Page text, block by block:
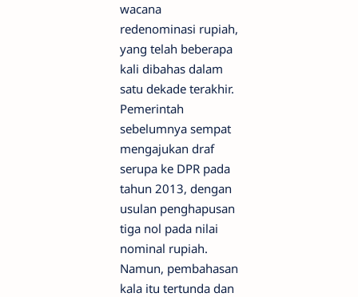
wacana
redenominasi rupiah,
yang telah beberapa
kali dibahas dalam
satu dekade terakhir.
Pemerintah
sebelumnya sempat
mengajukan draf
serupa ke DPR pada
tahun 2013, dengan
usulan penghapusan
tiga nol pada nilai
nominal rupiah.
Namun, pembahasan
kala itu tertunda dan